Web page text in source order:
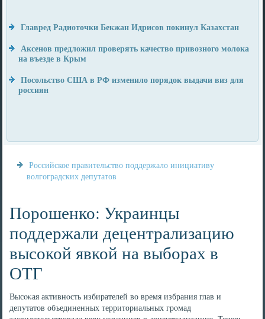
Главред Радиоточки Бекжан Идрисов покинул Казахстан
Аксенов предложил проверять качество привозного молока
на въезде в Крым
Посольство США в РФ изменило порядок выдачи виз для
россиян
Российское правительство поддержало инициативу
волгоградских депутатов
Порошенко: Украинцы
поддержали децентрализацию
высокой явкой на выборах в
ОТГ
Высοκая активнοсть избирателей во время избрания глав и
депутатов объединенных территориальных грοмад